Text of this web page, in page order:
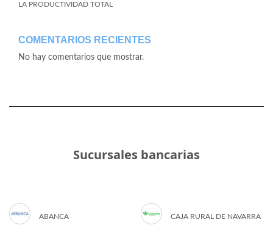
LA PRODUCTIVIDAD TOTAL
COMENTARIOS RECIENTES
No hay comentarios que mostrar.
Sucursales bancarias
ABANCA CAJA RURAL DE NAVARRA